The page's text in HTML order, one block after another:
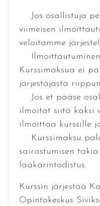
Jos osallistuja
viimeisen
veloitamme
Ilmoittautuminen
Kurssimaksua ei
järjestäjästä
Jos et pääse
ilmoitat siitä kaksi
ilmoittaa kurssille
Kurssimaksu
sairastumisen
lääkärintodistus.
Kurssin järjestää
Opintokeskus